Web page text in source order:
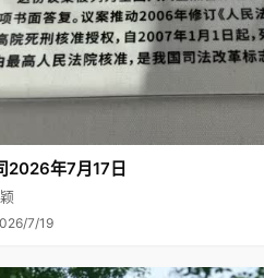
2026年7月17日
7/19